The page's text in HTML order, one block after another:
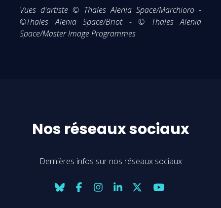
Vues d'artiste © Thales Alenia Space/Marchioro -
©Thales Alenia Space/Briot - © Thales Alenia
Space/Master Image Programmes
Nos réseaux sociaux
Dernières infos sur nos réseaux sociaux